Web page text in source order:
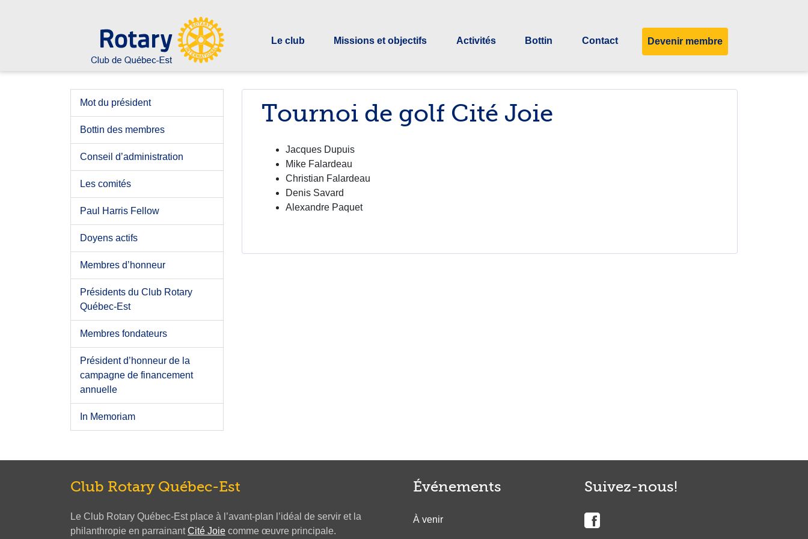
Le club Missions et objectifs Activités Bottin Contact Devenir membre
Mot du président
Bottin des membres
Conseil d’administration
Les comités
Paul Harris Fellow
Doyens actifs
Membres d’honneur
Présidents du Club Rotary
Québec-Est
Membres fondateurs
Président d’honneur de la
campagne de financement
annuelle
In Memoriam
Tournoi de golf Cité Joie
Jacques Dupuis
Mike Falardeau
Christian Falardeau
Denis Savard
Alexandre Paquet
Club Rotary Québec-Est
Le Club Rotary Québec-Est place à l’avant-plan l’idéal de servir et la
philanthropie en parrainantCité Joie comme œuvre principale.
Événements
À venir
Suivez-nous!